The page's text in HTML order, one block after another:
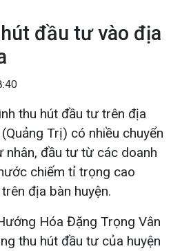
đầu tư vào địa
thu hút đầu tư trên địa
Trị) có nhiều chuyển
đầu tư từ các doanh
chiếm tỉ trọng cao
địa bàn huyện.
Hóa Đặng Trọng Vân
thu hút đầu tư của huyện